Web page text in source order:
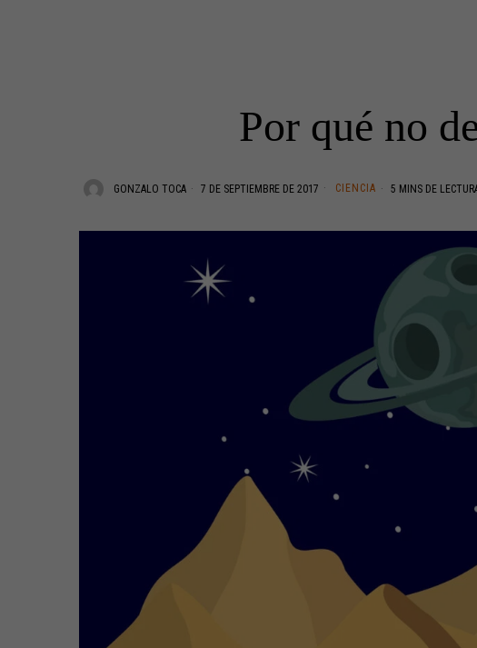
Por qué no
GONZALO TOCA 7 DE SEPTIEMBRE DE 2017 CIENCIA 5 MINS DE